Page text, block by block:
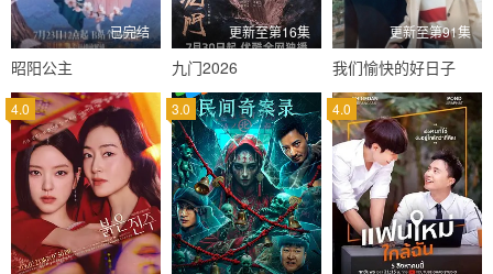
已完结
昭阳公主
更新至第16集
九门2026
更新至第91集
我们愉快的好日子
4.0 3.0 4.0